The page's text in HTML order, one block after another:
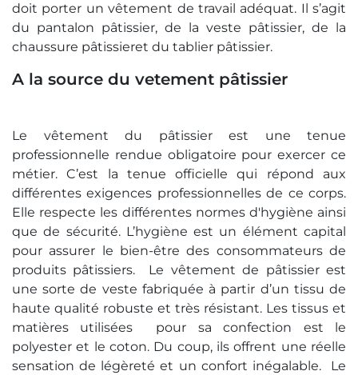
doit porter un vêtement de travail adéquat. Il s’agit
du pantalon pâtissier, de la veste pâtissier, de la
chaussure pâtissieret du tablier pâtissier.
A la source du vetement pâtissier
Le vêtement du pâtissier est une tenue
professionnelle rendue obligatoire pour exercer ce
métier. C’est la tenue officielle qui répond aux
différentes exigences professionnelles de ce corps.
Elle respecte les différentes normes d'hygiène ainsi
que de sécurité. L’hygiène est un élément capital
pour assurer le bien-être des consommateurs de
produits pâtissiers. Le vêtement de pâtissier est
une sorte de veste fabriquée à partir d’un tissu de
haute qualité robuste et très résistant. Les tissus et
matières utilisées pour sa confection est le
polyester et le coton. Du coup, ils offrent une réelle
sensation de légèreté et un confort inégalable. Le